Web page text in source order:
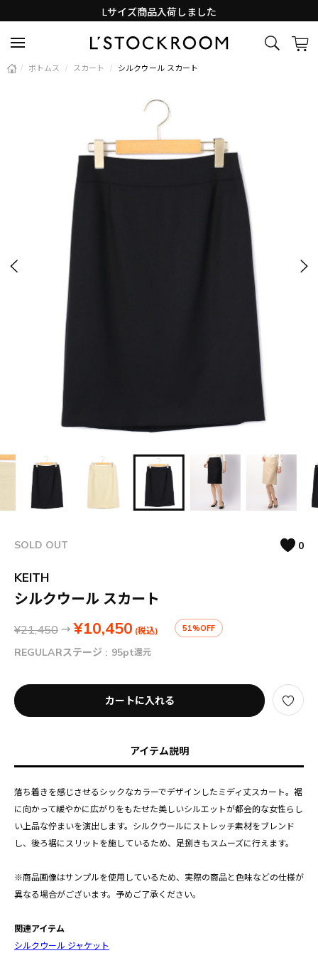
Lサイズ商品入荷しました
/ ボトムス / スカート / シルクウール スカート
SOLD OUT 0
KEITH
シルクウール スカート
¥21,450 → ¥10,450 (税込) 51%OFF
REGULARステージ : 95pt還元
カートに入れる
アイテム説明
落ち着きを感じさせるシックなカラーでデザインしたミディ丈スカート。裾
に向かって緩やかに広がりをもたせた美しいシルエットが都会的な女性らし
い上品な佇まいを演出します。シルクウールにストレッチ素材をブレンド
し、後ろ裾にスリットを施しているため、足捌きもスムーズに行えます。
※商品画像はサンプルを使用しているため、実際の商品と色味などの仕様が
異なる場合がございます。予めご了承ください。
関連アイテム
シルクウール ジャケット